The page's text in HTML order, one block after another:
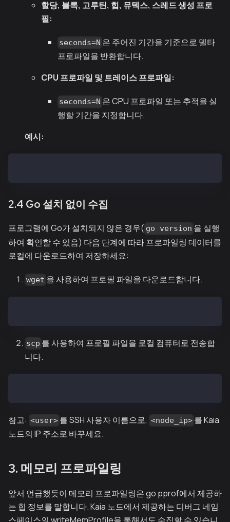
할당, 블록, 고루틴, 힙, 뮤텍스, 스레드 생성 프로
필:
seconds=N 은 주어진 기간을 기준으로 델타
프로파일을 반환합니다.
CPU 프로파일 및 트레이스 프로파일:
seconds=N 은 CPU 프로파일 또는 추적을 실
행할 기간을 지정합니다.
예시:
2.4 Go 설치 없이 수집
프로그램에 Go가 설치되지 않은 경우( go version 을 실행
하여 확인할 수 있음) 다음 단계에 따라 프로파일링 데이터를
로컬에 다운로드하여 저장하세요:
wget 을 사용하여 프로필 파일을 다운로드합니다.
scp 를 사용하여 프로필 파일을 로컬 컴퓨터로 전송합
니다.
참고: <user> 를 SSH 사용자 이름으로, <node_ip> 를 Kaia
노드의 IP 주소로 바꾸세요.
3. 메모리 프로파일링
앞서 언급했듯이 메모리 프로파일링은 go pprof에서 제공하
는 힙 정보를 말합니다. Kaia 노드에서 제공하는 디버그 네임